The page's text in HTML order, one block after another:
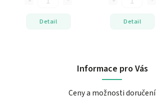
Detail Detail
Informace pro Vás
Ceny a možnosti doručení